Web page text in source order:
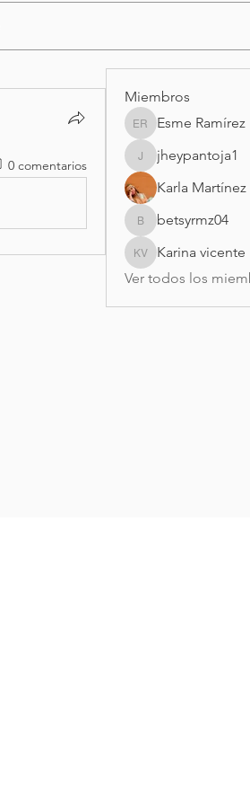
0 comentarios
Miembros
Esme Ramírez
Esme Ramírez
jheypantoja1
jheypantoja1
Karla Martínez
betsyrmz04
betsyrmz04
Karina vicente
Karina vicente
Ver todos los